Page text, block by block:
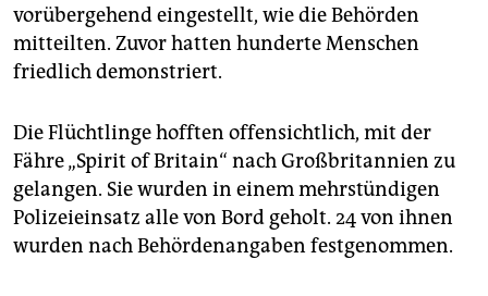
genossenschaft
epaper login
vorübergehend eingestellt, wie die Behörden
mitteilten. Zuvor hatten hunderte Menschen
friedlich demonstriert.
Die Flüchtlinge hofften offensichtlich, mit der
Fähre „Spirit of Britain“ nach Großbritannien zu
gelangen. Sie wurden in einem mehrstündigen
Polizeieinsatz alle von Bord geholt. 24 von ihnen
wurden nach Behördenangaben festgenommen.